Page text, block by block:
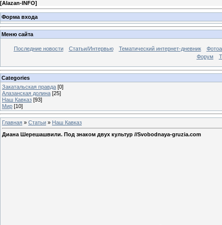
[Alazan-INFO]
Форма входа
Меню сайта
Последние новости Статьи/Интервью Тематический интернет-дневник
Форум
Categories
Закатальская правда [0]
Алазанская долина [25]
Наш Кавказ [93]
Мир [10]
Главная » Статьи » Наш Кавказ
Диана Шерешашвили. Под знаком двух культур //Svobodnaya-gruzia.com